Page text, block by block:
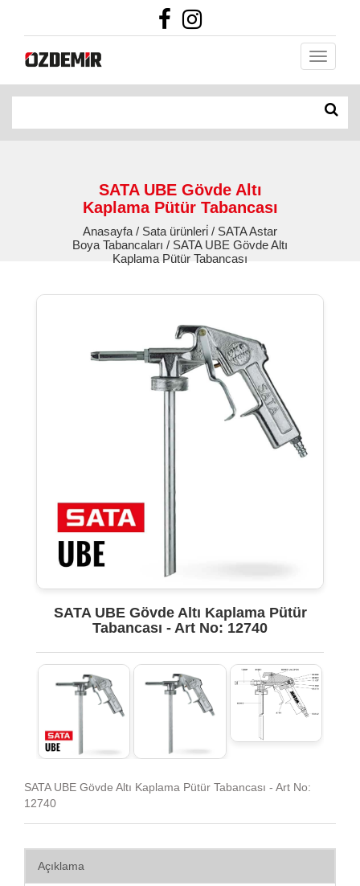
SATA UBE Gövde Altı
Kaplama Pütür Tabancası
Anasayfa / Sata ürünleri̇ / SATA Astar
Boya Tabancaları / SATA UBE Gövde Altı
Kaplama Pütür Tabancası
SATA UBE Gövde Altı Kaplama Pütür
Tabancası - Art No: 12740
SATA UBE Gövde Altı Kaplama Pütür Tabancası - Art No:
12740
Açıklama